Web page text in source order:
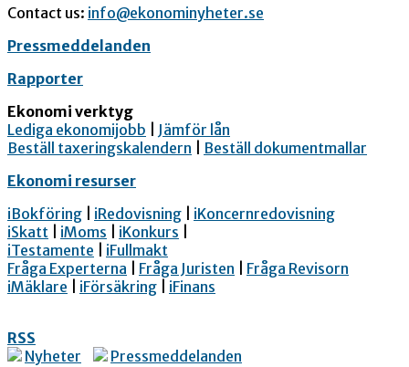
Contact us: info@ekonominyheter.se
Pressmeddelanden
Rapporter
Ekonomi verktyg
Lediga ekonomijobb
Jämför lån
Beställ taxeringskalendern
Beställ dokumentmallar
Ekonomi resurser
iBokföring
iRedovisning
iKoncernredovisning
iSkatt
iMoms iKonkurs
iTestamente
iFullmakt
Fråga Experterna
Fråga Juristen
Fråga Revisorn
iMäklare
iFörsäkring iFinans
RSS
Nyheter
Pressmeddelanden